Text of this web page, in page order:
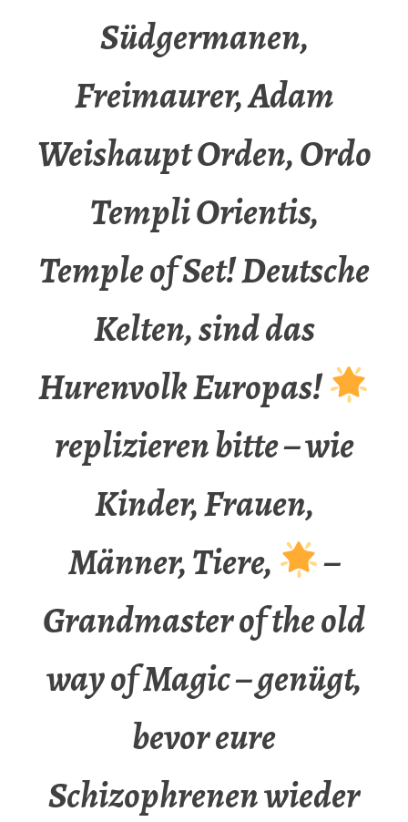
Südgermanen,
Freimaurer, Adam
Weishaupt Orden, Ordo
Templi Orientis,
Temple of Set! Deutsche
Kelten, sind das
Hurenvolk Europas!
replizieren bitte – wie
Kinder, Frauen,
Männer, Tiere,
–
Grandmaster of the old
way of Magic – genügt,
bevor eure
Schizophrenen wieder